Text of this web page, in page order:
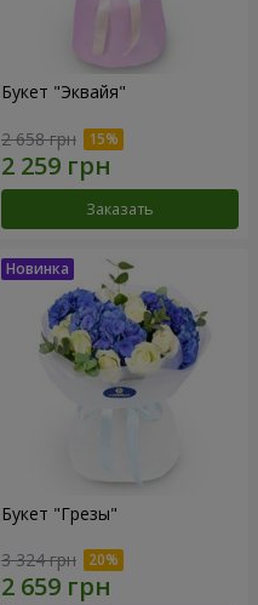
Букет "Эквайя"
2 658 грн
Заказать
Букет "Грезы"
3 324 грн